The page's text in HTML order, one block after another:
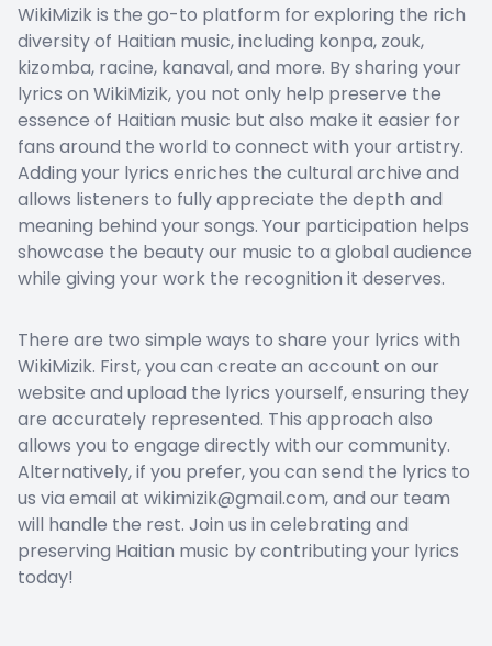
WikiMizik is the go-to platform for exploring the rich
diversity of Haitian music, including konpa, zouk,
kizomba, racine, kanaval, and more. By sharing your
lyrics on WikiMizik, you not only help preserve the
essence of Haitian music but also make it easier for
fans around the world to connect with your artistry.
Adding your lyrics enriches the cultural archive and
allows listeners to fully appreciate the depth and
meaning behind your songs. Your participation helps
showcase the beauty our music to a global audience
while giving your work the recognition it deserves.
There are two simple ways to share your lyrics with
WikiMizik. First, you can create an account on our
website and upload the lyrics yourself, ensuring they
are accurately represented. This approach also
allows you to engage directly with our community.
Alternatively, if you prefer, you can send the lyrics to
us via email at wikimizik@gmail.com, and our team
will handle the rest. Join us in celebrating and
preserving Haitian music by contributing your lyrics
today!